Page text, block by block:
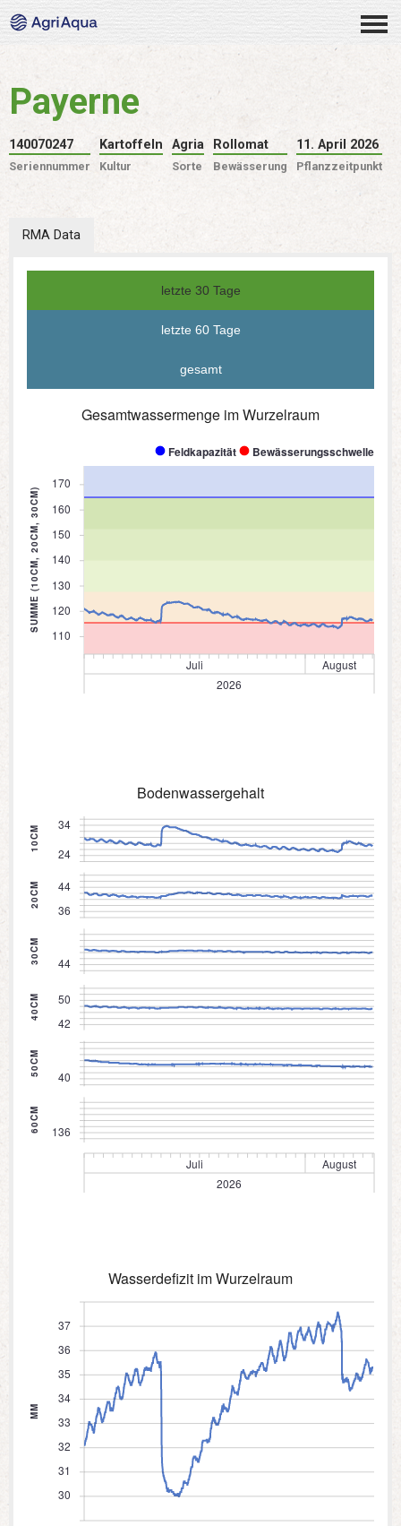
Payerne
140070247
Seriennummer
Kartoffeln
Kultur
Agria
Sorte
Rollomat
Bewässerung
11. April 2026
Pflanzzeitpunkt
RMA Data
letzte 30 Tage
letzte 60 Tage
gesamt